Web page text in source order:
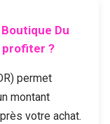
Boutique Du
profiter ?
permet
montant
votre achat.